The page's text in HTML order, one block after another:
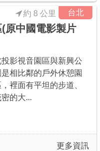
台北
約 8 公里
原中國電影製片
投影視音園區與新興公
是相比鄰的戶外休憩園
，裡面有平坦的步道、
密的大...
更多資訊